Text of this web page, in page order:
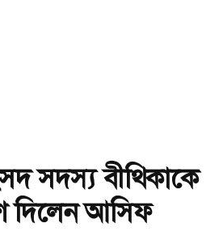
সদস্য বীথিকাকে
দিলেন আসিফ